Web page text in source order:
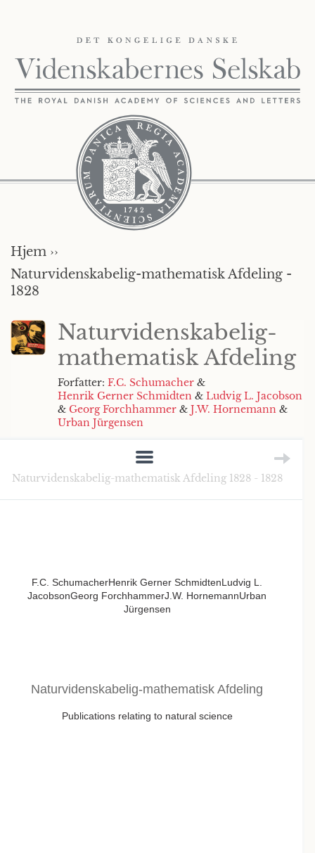
Hjem ››
Naturvidenskabelig-mathematisk Afdeling -
1828
Naturvidenskabelig-
mathematisk Afdeling
Forfatter: F.C. Schumacher &
Henrik Gerner Schmidten & Ludvig L. Jacobson
& Georg Forchhammer & J.W. Hornemann &
Urban Jürgensen
Naturvidenskabelig-mathematisk Afdeling 1828 - 1828
F.C. SchumacherHenrik Gerner SchmidtenLudvig L.
JacobsonGeorg ForchhammerJ.W. HornemannUrban
Jürgensen
Naturvidenskabelig-mathematisk Afdeling
Publications relating to natural science